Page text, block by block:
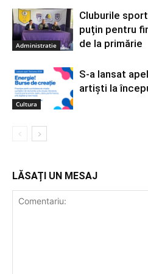
Administratie
Cluburile
puțin pentru
de la primărie
Cultura
S-a lansat
artiști la
LĂSAȚI UN MESAJ